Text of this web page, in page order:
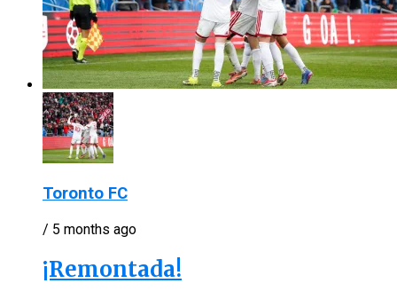
Toronto FC
/ 5 months ago
¡Remontada!